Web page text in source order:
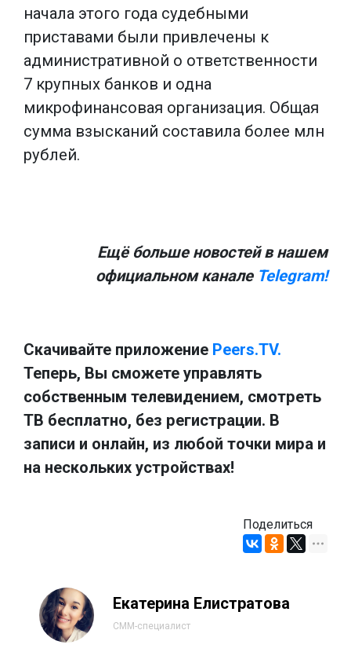
начала этого года судебными
приставами были привлечены к
административной о ответственности
7 крупных банков и одна
микрофинансовая организация. Общая
сумма взысканий составила более млн
рублей.
Ещё больше новостей в нашем
официальном канале Telegram!
Скачивайте приложение Peers.TV.
Теперь, Вы сможете управлять
собственным телевидением, смотреть
ТВ бесплатно, без регистрации. В
записи и онлайн, из любой точки мира и
на нескольких устройствах!
Поделиться
Екатерина Елистратова
СММ-специалист